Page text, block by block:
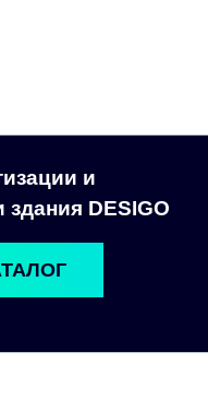
и
DESIGO